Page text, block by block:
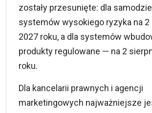
zostały przesunięte: dla
systemów wysokiego ryzyka na 2
2027 roku, a dla systemów
produkty regulowane — na 2
roku.
Dla kancelarii prawnych i agencji
marketingowych najważniejsze